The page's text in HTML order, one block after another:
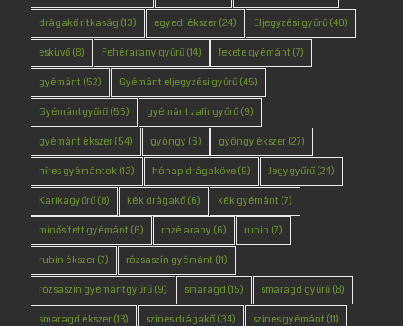
drágakő ritkaság (13) egyedi ékszer(24) Eljegyzési gyűrű(40)
esküvő(8) Fehérarany gyűrű(14) fekete gyémánt (7)
gyémánt (52) Gyémánt eljegyzési gyűrű(45)
Gyémántgyűrű(55) gyémánt zafír gyűrű(9)
gyémánt ékszer(54) gyöngy (6) gyöngy ékszer(27)
híres gyémántok(13) hónap drágaköve(9) Jegygyűrű(24)
Karikagyűrű(8) kék drágakő(6) kék gyémánt (7)
minősített gyémánt (6) rozé arany (6) rubin (7)
rubin ékszer(7) rózsaszín gyémánt (11)
rózsaszín gyémántgyűrű(9) smaragd (15) smaragd gyűrű(8)
smaragd ékszer(18) színes drágakő(34) színes gyémánt (11)